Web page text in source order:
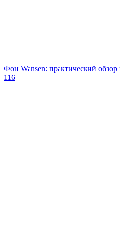
Фон Wansen: практический
116